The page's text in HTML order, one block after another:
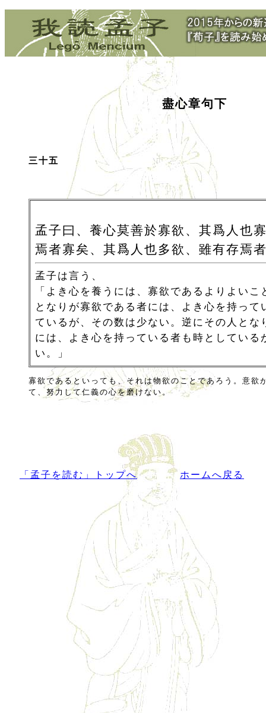
盡心章句下
三十五
孟子曰、養心莫善於寡欲、其爲人也
焉者寡矣、其爲人也多欲、雖有存焉
孟子は言う、
「よき心を養うには、寡欲であるよりよい
となりが寡欲である者には、よき心を持って
ているが、その数は少ない。逆にその人とな
には、よき心を持っている者も時としている
い。」
寡欲であるといっても、それは物欲のことであろう。意欲
て、努力して仁義の心を磨けない。
「孟子を読む」トップへ ホームへ戻る